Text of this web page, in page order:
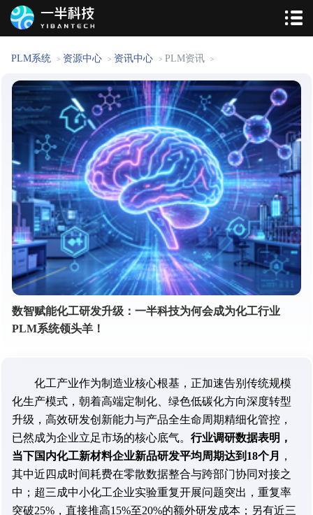
PLM系统 > 资源中心 > 资讯中心 > PLM资讯 >
数智赋能化工研发升级：一半科技为何会成为化工行业
PLM系统领头羊！
化工产业作为制造业核心根基，正加速告别传统规模
化生产模式，朝着高端定制化、绿色低碳化方向深度转型
升级，高效研发创新能力与产品全生命周期精细化管控，
已然成为企业立足市场的核心底气。 行业调研数据表明，
当下国内化工新材料企业新品研发平均周期达到18个月
，
其中近四成时间耗费在零散数据整合与跨部门协同对接之
中；超三成中小化工企业实验重复开展问题突出，重复率
突破25%，直接推高15%至20%的额外研发成本；另有近三